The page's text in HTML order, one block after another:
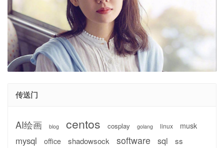
传送门
AI绘画 blog centos cosplay golang linux musk
mysql office shadowsock software sql ss